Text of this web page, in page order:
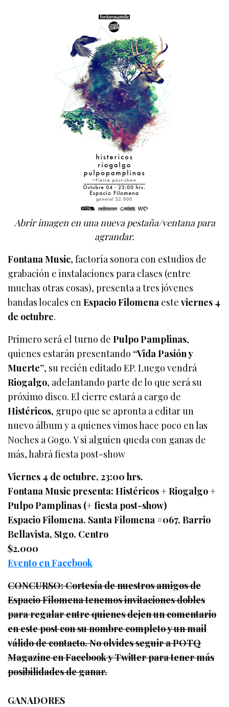
Abrir imagen en una nueva pestaña/ventana para
agrandar.
Fontana Music, factoría sonora con estudios de
grabación e instalaciones para clases (entre
muchas otras cosas), presenta a tres jóvenes
bandas locales enEspacio Filomena esteviernes 4
de octubre.
Primero será el turno dePulpo Pamplinas,
quienes estarán presentando “Vida Pasión y
Muerte”, su recién editado EP. Luego vendrá
Riogalgo, adelantando parte de lo que será su
próximo disco. El cierre estará a cargo de
Histéricos, grupo que se apronta a editar un
nuevo álbum y a quienes vimos hace poco en las
Noches a Gogo. Y si alguien queda con ganas de
más, habrá fiesta post-show
Viernes 4 de octubre, 23:00 hrs.
Fontana Music presenta: Histéricos + Riogalgo +
Pulpo Pamplinas (+ fiesta post-show)
Espacio Filomena. Santa Filomena #067, Barrio
Bellavista, Stgo. Centro
$2.000
Evento en Facebook
CONCURSO: Cortesía de nuestros amigos de
Espacio Filomena tenemos invitaciones dobles
para regalar entre quienes dejen un comentario
en este post con su nombre completo y un mail
válido de contacto. No olvides seguir a POTQ
Magazine en Facebook y Twitter para tener más
posibilidades de ganar.
GANADORES